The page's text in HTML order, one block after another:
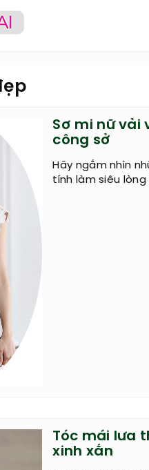
Sơ mi nữ vải
công sở
Hãy ngắm nhìn
tính làm siêu
Tóc mái lưa
xinh xắn